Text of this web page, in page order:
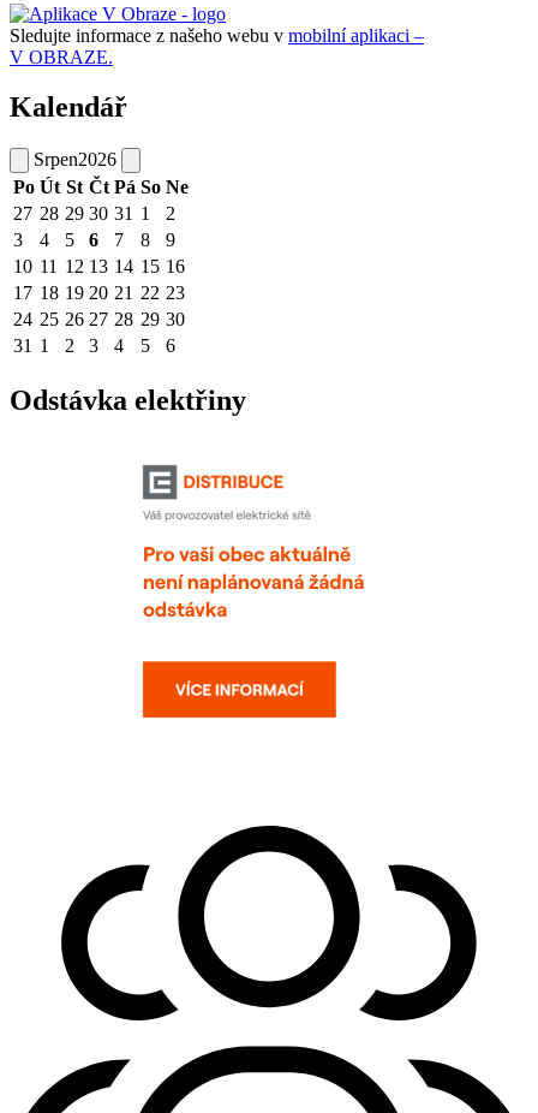
Sledujte informace z našeho webu v mobilní aplikaci –
V OBRAZE.
Kalendář
Srpen2026
Po Út St Čt Pá So Ne
27 28 29 30 31 1
2
3
4 5 6 7 8
9
10 11 12 13 14 15 16
17 18 19 20 21 22 23
24 25 26 27 28 29 30
31 1 2 3 4 5 6
Odstávka elektřiny